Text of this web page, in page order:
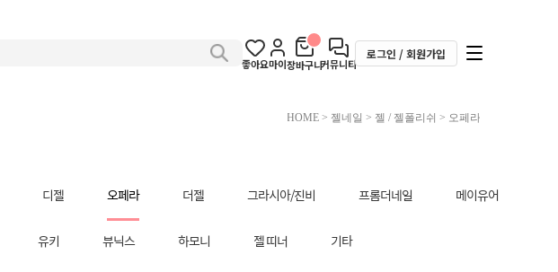
좋아요마이장바구니커뮤니티
로그인 / 회원가입
HOME> 젤네일 > 젤 / 젤폴리쉬 > 오페라
디젤 오페라 더젤 그라시아/진비 프롬더네일 메이유어
유키 뷰닉스 하모니 젤 띠너 기타